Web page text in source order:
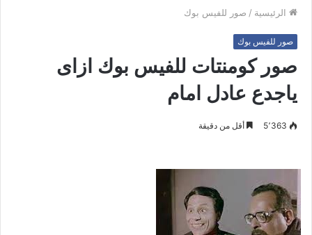
الرئيسية / صور للفيس بوك
صور للفيس بوك
صور كومنتات للفيس بوك ازاى
ياجدع عادل امام
5٬363 أقل من دقيقة